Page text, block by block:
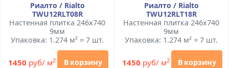
Риалто / Rialto
TWU12RLT08R
Настенная плитка 246x740
9мм
Упаковка: 1.274 м² = 7 шт.
1450 руб/ м2 В корзину
Риалто / Rialto
TWU12RLT18R
Настенная плитка 246x740
9мм
Упаковка: 1.274 м² = 7 шт.
1450 руб/ м2 В корзину